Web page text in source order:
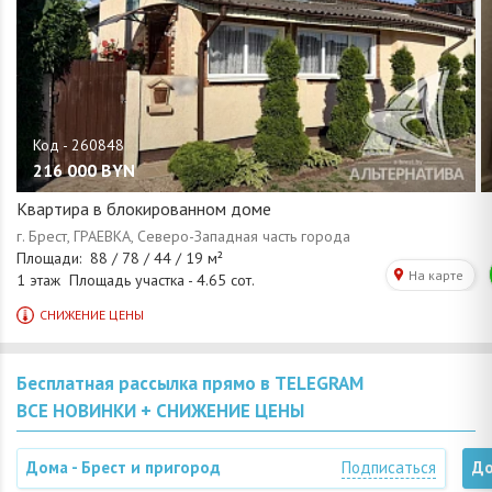
216 000 BYN
Квартира в блокированном доме
Бесплатная рассылка прямо в TELEGRAM
ВСЕ НОВИНКИ + СНИЖЕНИЕ ЦЕНЫ
Дома - Брест и пригород Подписаться